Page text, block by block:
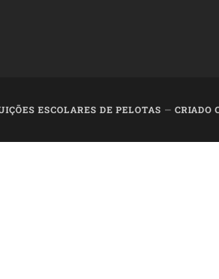
ESCOLARES DE PELOTAS —CRIADO